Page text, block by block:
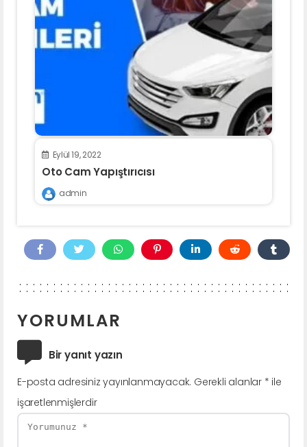
Eylül 19, 2022
Oto Cam Yapıştırıcısı
admin
YORUMLAR
Bir yanıt yazın
E-posta adresiniz yayınlanmayacak. Gerekli alanlar * ile
işaretlenmişlerdir